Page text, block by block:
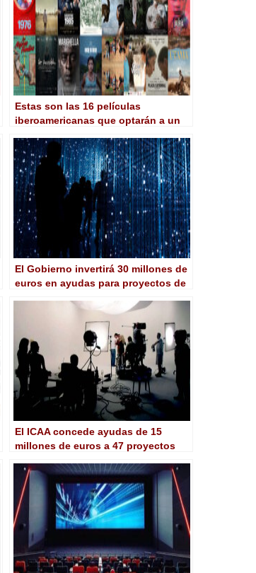
Estas son las 16 películas
iberoamericanas que optarán a un
El Gobierno invertirá 30 millones de
euros en ayudas para proyectos de
El ICAA concede ayudas de 15
millones de euros a 47 proyectos